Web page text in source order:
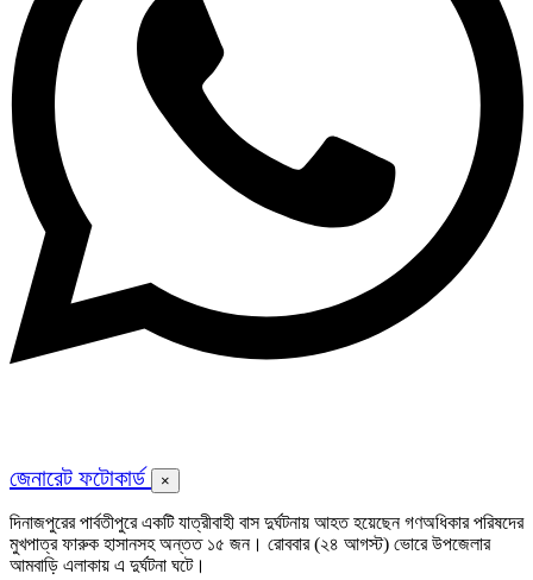
জেনারেট ফটোকার্ড ×
দিনাজপুরের পার্বতীপুরে একটি যাত্রীবাহী বাস দুর্ঘটনায় আহত হয়েছেন গণঅধিকার পরিষদের
মুখপাত্র ফারুক হাসানসহ অন্তত ১৫ জন। রোববার (২৪ আগস্ট) ভোরে উপজেলার
আমবাড়ি এলাকায় এ দুর্ঘটনা ঘটে।